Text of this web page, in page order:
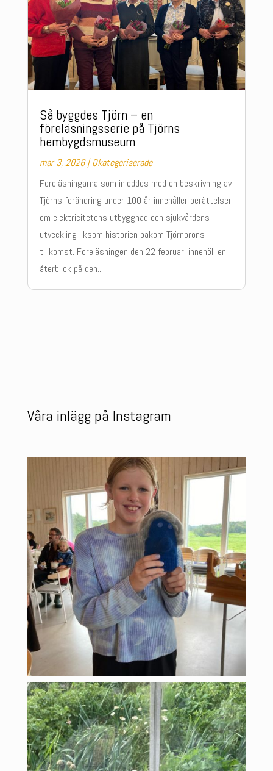
Så byggdes Tjörn – en
föreläsningsserie på Tjörns
hembygdsmuseum
mar 3, 2026|Okategoriserade
Föreläsningarna som inleddes med en beskrivning av
Tjörns förändring under 100 år innehåller berättelser
om elektricitetens utbyggnad och sjukvårdens
utveckling liksom historien bakom Tjörnbrons
tillkomst. Föreläsningen den 22 februari innehöll en
återblick på den...
Våra inlägg på Instagram